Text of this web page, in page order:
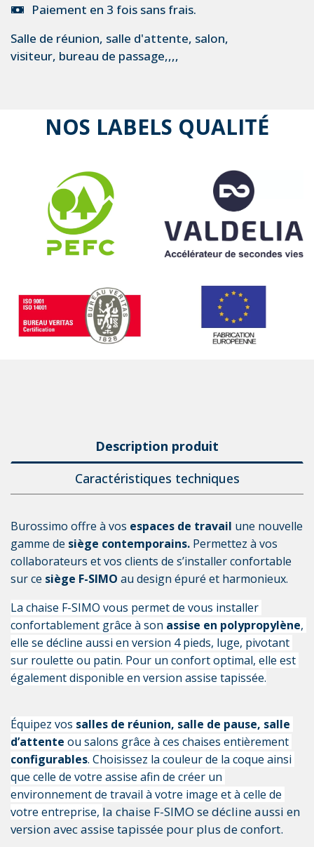
Paiement en 3 fois sans frais.
Salle de réunion, salle d'attente, salon,
visiteur, bureau de passage,,,,
NOS LABELS QUALITÉ
Description produit
Caractéristiques techniques
Burossimo offre à vos espaces de travail une nouvelle
gamme de siège contemporains. Permettez à vos
collaborateurs et vos clients de s’installer confortable
sur ce siège F-SIMO au design épuré et harmonieux.
La chaise F-SIMO vous permet de vous installer
confortablement grâce à son assise en polypropylène,
elle se décline aussi en version 4 pieds, luge, pivotant
sur roulette ou patin. Pour un confort optimal, elle est
également disponible en version assise tapissée.
Équipez vos salles de réunion, salle de pause, salle
d’attente
configurables. Choisissez la couleur de la coque ainsi
que celle de votre assise afin de créer un
environnement de travail à votre image et à celle de
votre entreprise, la chaise F-SIMO se décline aussi en
version avec assise tapissée pour plus de confort.